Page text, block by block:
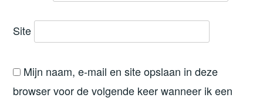
Site
Mijn naam, e-mail en site opslaan in deze
browser voor de volgende keer wanneer ik een